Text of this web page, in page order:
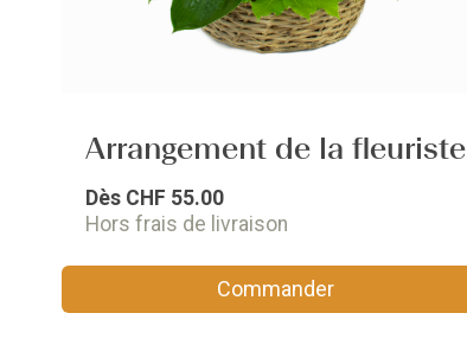
Arrangement de la fleuriste
Dès CHF 55.00
Hors frais de livraison
Commander